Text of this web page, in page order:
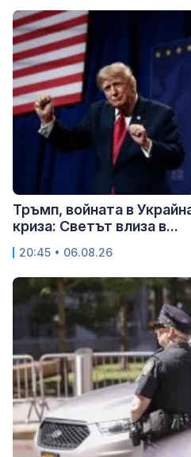
Тръмп, войната в
криза: Светът влиза в...
20:45 • 06.08.26